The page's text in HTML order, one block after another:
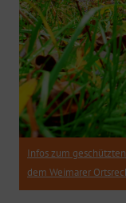
Infos zum
dem Weimarer